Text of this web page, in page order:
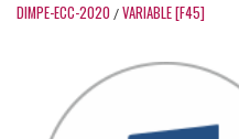
DIMPE-ECC-2020 / VARIABLE [F45]